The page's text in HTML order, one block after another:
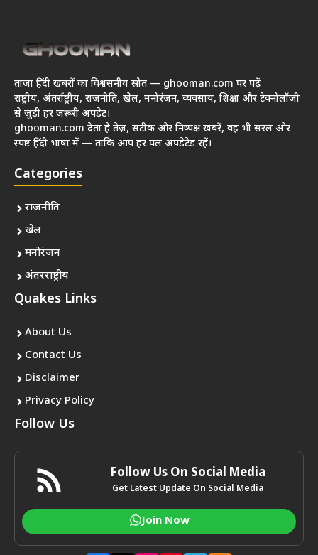
ताज़ा हिंदी खबरों का विश्वसनीय स्रोत — ghooman.com पर पढ़ें
राष्ट्रीय, अंतर्राष्ट्रीय, राजनीति, खेल, मनोरंजन, व्यवसाय, शिक्षा और टेक्नोलॉजी
से जुड़ी हर जरूरी अपडेट।
ghooman.com देता है तेज़, सटीक और निष्पक्ष खबरें, वह भी सरल और
स्पष्ट हिंदी भाषा में — ताकि आप हर पल अपडेटेड रहें।
Categories
राजनीति
खेल
मनोरंजन
अंतरराष्ट्रीय
Quakes Links
About Us
Contact Us
Disclaimer
Privacy Policy
Follow Us
Follow Us On Social Media
Get Latest Update On Social Media
Join Now